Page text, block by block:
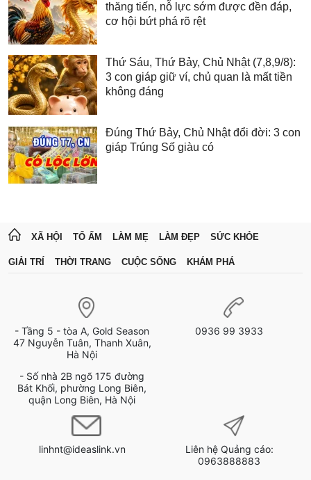
thăng tiến, nỗ lực sớm được đền đáp,
cơ hội bứt phá rõ rệt
Thứ Sáu, Thứ Bảy, Chủ Nhật (7,8,9/8):
3 con giáp giữ ví, chủ quan là mất tiền
không đáng
Đúng Thứ Bảy, Chủ Nhật đổi đời: 3 con
giáp Trúng Số giàu có
XÃ HỘI TỔ ẤM LÀM MẸ LÀM ĐẸP SỨC KHỎE
GIẢI TRÍ THỜI TRANG CUỘC SỐNG KHÁM PHÁ
- Tầng 5 - tòa A, Gold Season
47 Nguyễn Tuân, Thanh Xuân,
Hà Nội
- Số nhà 2B ngõ 175 đường
Bát Khối, phường Long Biên,
quận Long Biên, Hà Nội
0936 99 3933
linhnt@ideaslink.vn
Liên hệ Quảng cáo:
0963888883